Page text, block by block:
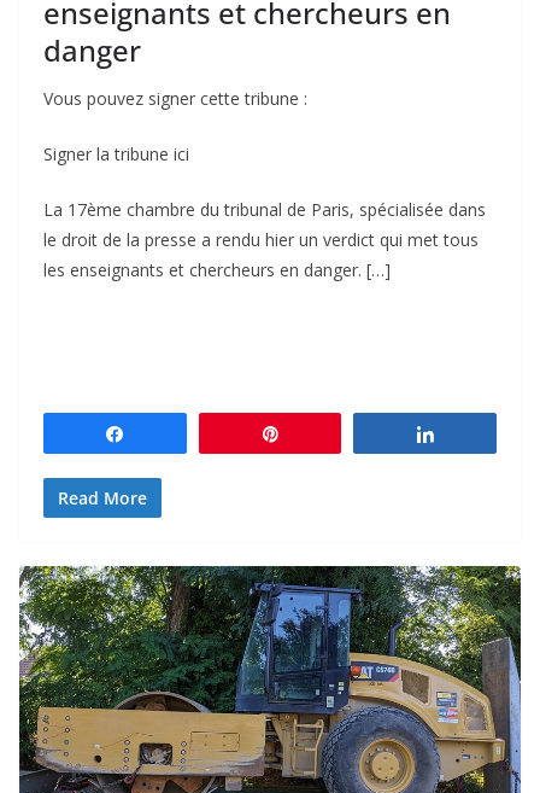
enseignants et chercheurs en
danger
Vous pouvez signer cette tribune :
Signer la tribune ici
La 17ème chambre du tribunal de Paris, spécialisée dans
le droit de la presse a rendu hier un verdict qui met tous
les enseignants et chercheurs en danger. […]
Read More